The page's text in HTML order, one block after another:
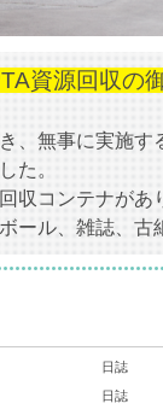
資源回収
、無事に実施す
た。
収コンテナがあ
ル、雑誌、古
日誌
日誌